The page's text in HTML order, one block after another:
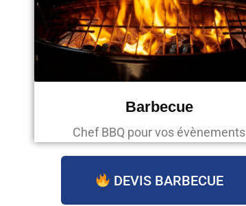
Barbecue
Chef BBQ pour vos évènements
DEVIS BARBECUE